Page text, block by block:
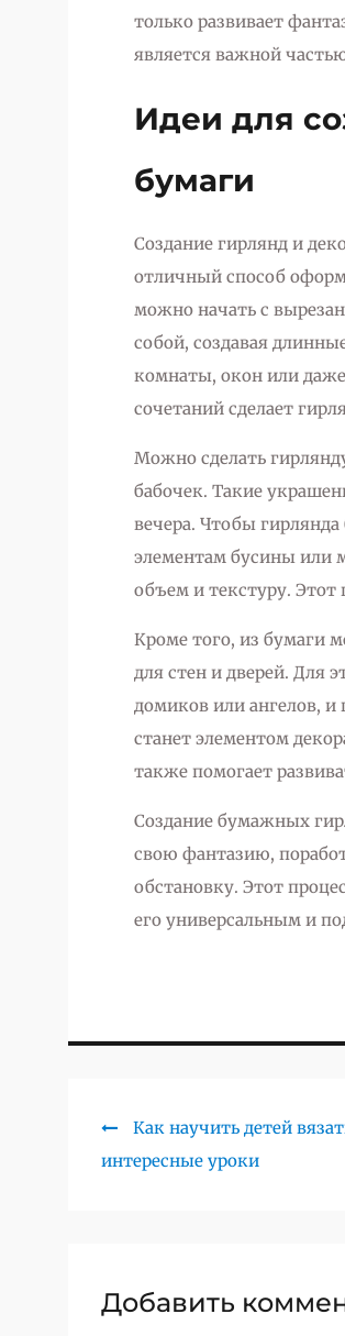
только развивает
является важной
Идеи для
бумаги
Создание гирлянд и
отличный способ
можно начать с
собой, создавая
комнаты, окон или
сочетаний сделает
Можно сделать
бабочек. Такие
вечера. Чтобы
элементам бусины или
объем и текстуру. Этот
Кроме того, из бумаги
для стен и дверей. Для
домиков или ангелов, и
станет элементом
также помогает
Создание бумажных
свою фантазию,
обстановку. Этот
его универсальным и
Навигация
Previous
post:
Как научить детей
интересные уроки
Добавить